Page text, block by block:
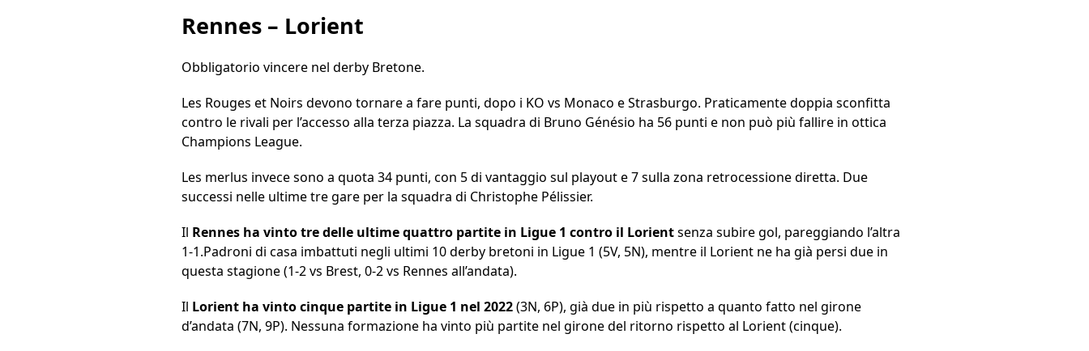
Rennes – Lorient
Obbligatorio vincere nel derby Bretone.
Les Rouges et Noirs devono tornare a fare punti, dopo i KO vs Monaco e Strasburgo. Praticamente doppia sconfitta
contro le rivali per l’accesso alla terza piazza. La squadra di Bruno Génésio ha 56 punti e non può più fallire in ottica
Champions League.
Les merlus invece sono a quota 34 punti, con 5 di vantaggio sul playout e 7 sulla zona retrocessione diretta. Due
successi nelle ultime tre gare per la squadra di Christophe Pélissier.
Il Rennes ha vinto tre delle ultime quattro partite in Ligue 1 contro il Lorientsenza subire gol, pareggiando l’altra
1-1.Padroni di casa imbattuti negli ultimi 10 derby bretoni in Ligue 1 (5V, 5N), mentre il Lorient ne ha già persi due in
questa stagione (1-2 vs Brest, 0-2 vs Rennes all’andata).
Il Lorient ha vinto cinque partite in Ligue 1 nel 2022(3N, 6P), già due in più rispetto a quanto fatto nel girone
d’andata (7N, 9P). Nessuna formazione ha vinto più partite nel girone del ritorno rispetto al Lorient (cinque).